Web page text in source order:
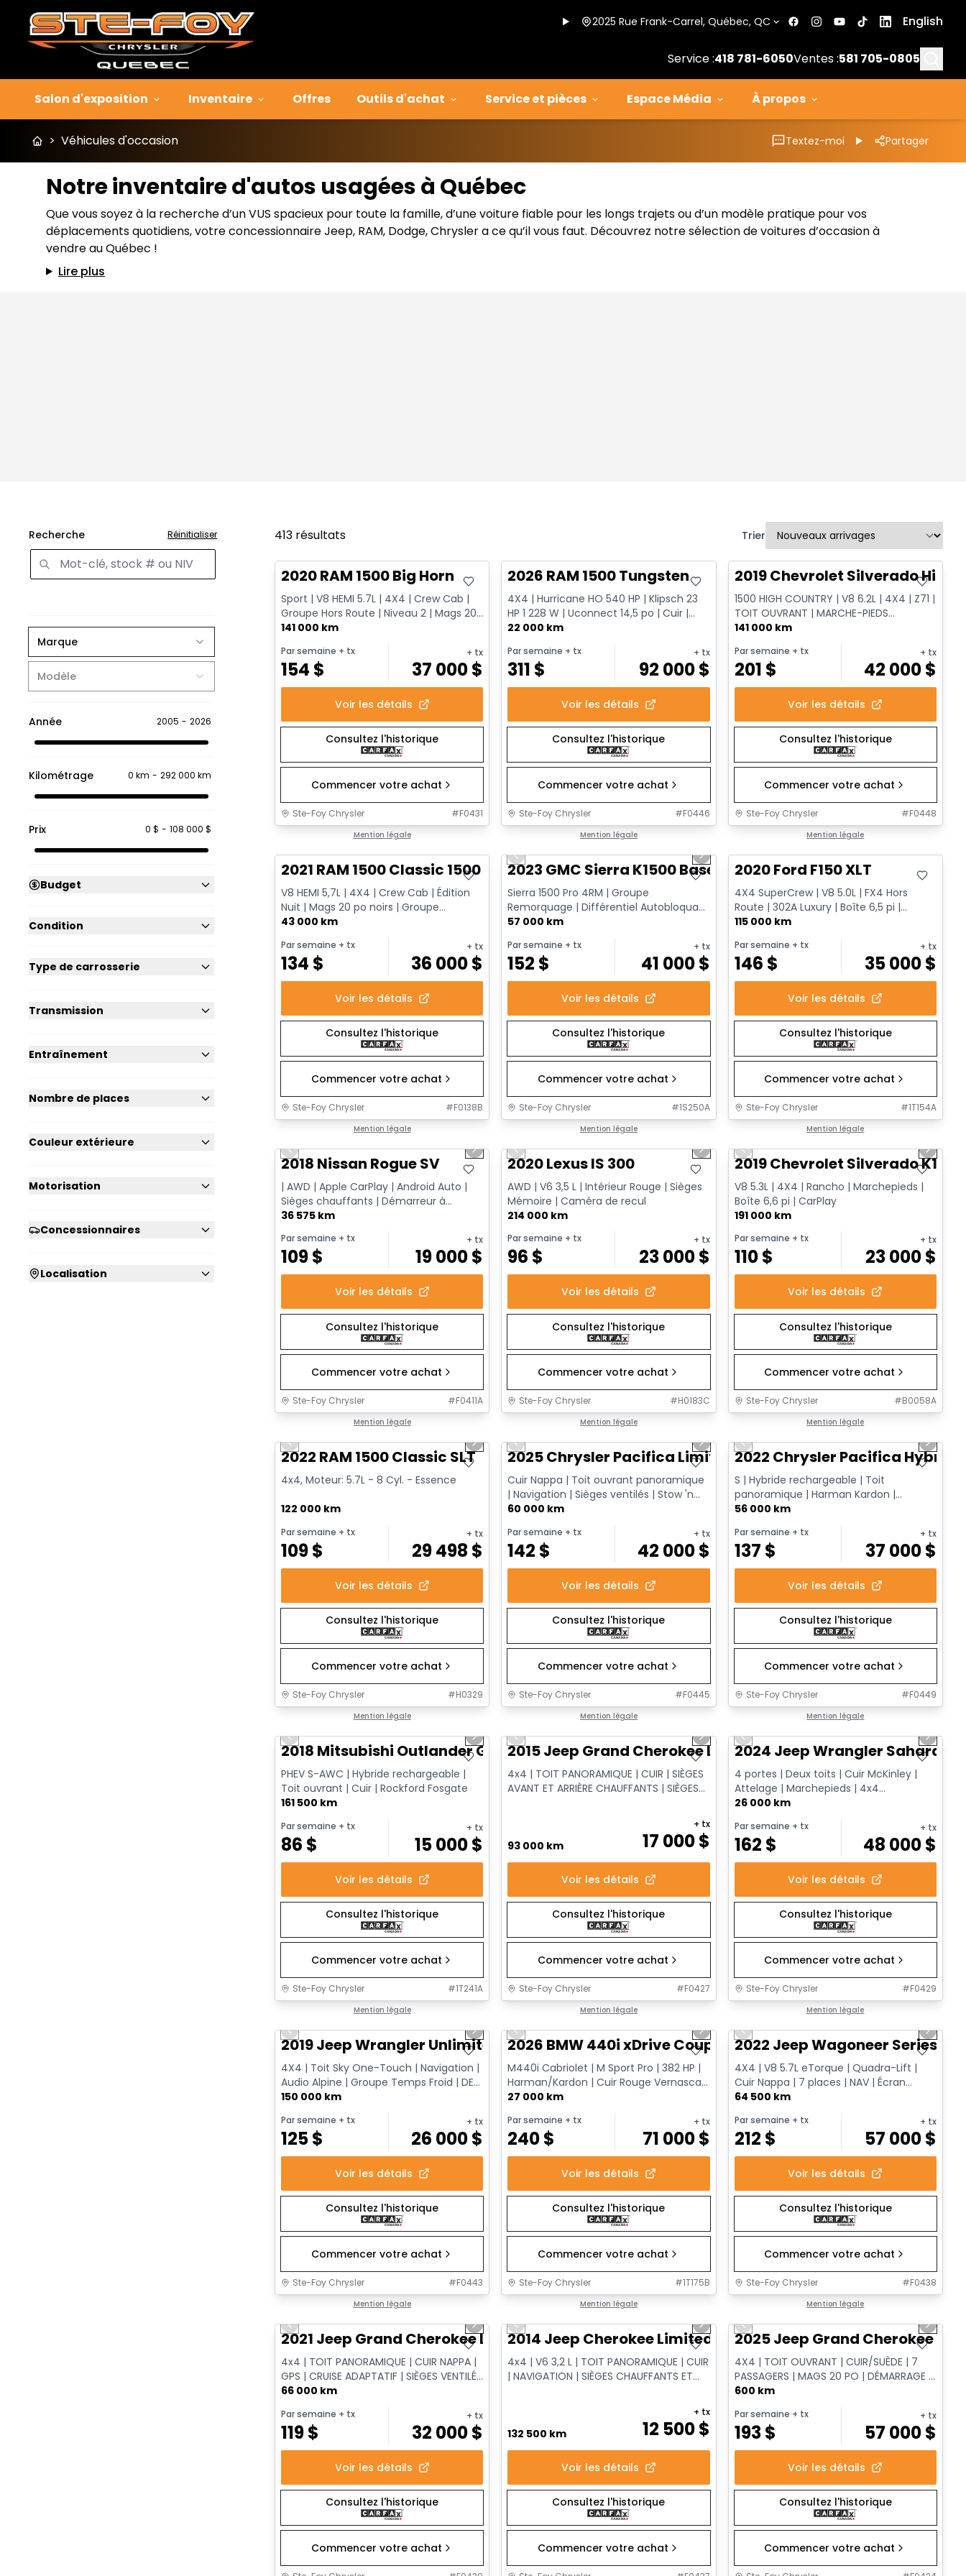
2025 Rue Frank-Carrel, Québec, QC English
Service :418 781-6050Ventes :581 705-0805
Salon d'exposition Inventaire Offres Outils d'achat Service et pièces Espace Média À propos
> Véhicules d'occasion Textez-moi Partager
Notre inventaire d'autos usagées à Québec
Que vous soyez à la recherche d’un VUS spacieux pour toute la famille, d’une voiture fiable pour les longs trajets ou d’un modèle pratique pour vos
déplacements quotidiens, votre concessionnaire Jeep, RAM, Dodge, Chrysler a ce qu’il vous faut. Découvrez notre sélection de voitures d’occasion à
vendre au Québec !
Lire plus
Recherche Réinitialiser
Marque
Modèle
Année 2005 - 2026
Kilométrage 0 km - 292 000 km
Prix 0 $ - 108 000 $
Budget
Condition
Type de carrosserie
Transmission
Entraînement
Nombre de places
Couleur extérieure
Motorisation
Concessionnaires
Localisation
413 résultats Trier
Très bonne offre
2020 RAM 1500 Big Horn
Sport | V8 HEMI 5.7L | 4X4 | Crew Cab |
Groupe Hors Route | Niveau 2 | Mags 20
po | Attelage Classe ...
141 000 km
Par semaine + tx
154 $
+ tx
37 000$
Voir les détails
Consultez l'historique
Commencer votre achat
Ste-Foy Chrysler #F0431
Mention légale
2026 RAM 1500 Tungsten
4X4 | Hurricane HO 540 HP | Klipsch 23
HP 1 228 W | Uconnect 14,5 po | Cuir |
Mags 22 po
22 000 km
Par semaine + tx
311 $
+ tx
92 000$
Voir les détails
Consultez l'historique
Commencer votre achat
Ste-Foy Chrysler #F0446
Mention légale
Très bonne offre
2019 Chevrolet Silverado High
1500 HIGH COUNTRY | V8 6.2L | 4X4 | Z71 |
TOIT OUVRANT | MARCHE-PIEDS
ÉLECTRIQUES | CUIR | NAVIGATIO...
141 000 km
Par semaine + tx
201 $
+ tx
42 000$
Voir les détails
Consultez l'historique
Commencer votre achat
Ste-Foy Chrysler #F0448
Mention légale
Très bonne offre
2021 RAM 1500 Classic 1500 Express
V8 HEMI 5,7L | 4X4 | Crew Cab | Édition
Nuit | Mags 20 po noirs | Groupe
remorquage
43 000 km
Par semaine + tx
134 $
+ tx
36 000$
Voir les détails
Consultez l'historique
Commencer votre achat
Ste-Foy Chrysler #F0138B
Mention légale
Très bonne offre
Previous slide Next slide
2023 GMC Sierra K1500 Base
Sierra 1500 Pro 4RM | Groupe
Remorquage | Différentiel Autobloquant
| CarPlay Sans Fil | Doublure Va...
57 000 km
Par semaine + tx
152 $
+ tx
41 000$
Voir les détails
Consultez l'historique
Commencer votre achat
Ste-Foy Chrysler #1S250A
Mention légale
Très bonne offre
2020 Ford F150 XLT
4X4 SuperCrew | V8 5.0L | FX4 Hors
Route | 302A Luxury | Boîte 6,5 pi |
Remorquage
115 000 km
Par semaine + tx
146 $
+ tx
35 000$
Voir les détails
Consultez l'historique
Commencer votre achat
Ste-Foy Chrysler #1T154A
Mention légale
Très bonne offre
Previous slide Next slide
2018 Nissan Rogue SV
| AWD | Apple CarPlay | Android Auto |
Sièges chauffants | Démarreur à
distance
36 575 km
Par semaine + tx
109$
+ tx
19 000$
Voir les détails
Consultez l'historique
Commencer votre achat
Ste-Foy Chrysler #F0411A
Mention légale
Très bonne offre
Previous slide Next slide
2020 Lexus IS 300
AWD | V6 3,5 L | Intérieur Rouge | Sièges
Mémoire | Caméra de recul
214 000 km
Par semaine + tx
96 $
+ tx
23 000$
Voir les détails
Consultez l'historique
Commencer votre achat
Ste-Foy Chrysler #H0183C
Mention légale
Très bonne offre
Previous slide Next
2019 Chevrolet Silverado
V8 5.3L | 4X4 | Rancho | Marchepieds |
Boîte 6,6 pi | CarPlay
191 000 km
Par semaine + tx
110$
+ tx
23 000$
Voir les détails
Consultez l'historique
Commencer votre achat
Ste-Foy Chrysler #B0058A
Mention légale
Très bonne offre
Previous slide Next slide
2022 RAM 1500 Classic SLT
4x4, Moteur: 5.7L - 8 Cyl. - Essence
122 000 km
Par semaine + tx
109$
+ tx
29 498 $
Voir les détails
Consultez l'historique
Commencer votre achat
Ste-Foy Chrysler #H0329
Mention légale
Très bonne offre
Previous slide Next slide
2025 Chrysler Pacifica Limited
Cuir Nappa | Toit ouvrant panoramique
| Navigation | Sièges ventilés | Stow 'n
Go | Apple CarPlay & ...
60 000 km
Par semaine + tx
142 $
+ tx
42 000$
Voir les détails
Consultez l'historique
Commencer votre achat
Ste-Foy Chrysler #F0445
Mention légale
Très bonne offre
Previous slide Next
2022 Chrysler Pacifica Hybrid
S | Hybride rechargeable | Toit
panoramique | Harman Kardon |
Caméra 360 | Écrans arrière Fire TV | ...
56 000 km
Par semaine + tx
137 $
+ tx
37 000$
Voir les détails
Consultez l'historique
Commencer votre achat
Ste-Foy Chrysler #F0449
Mention légale
Très bonne offre
Previous slide Next slide
2018 Mitsubishi Outlander GT
PHEV S-AWC | Hybride rechargeable |
Toit ouvrant | Cuir | Rockford Fosgate
161 500 km
Par semaine + tx
86 $
+ tx
15 000$
Voir les détails
Consultez l'historique
Commencer votre achat
Ste-Foy Chrysler #1T241A
Mention légale
Très bonne offre
Previous slide Next slide
2015 Jeep Grand Cherokee Limited
4x4 | TOIT PANORAMIQUE | CUIR | SIÈGES
AVANT ET ARRIÈRE CHAUFFANTS | SIÈGES
93 000 km 17 000$
+ tx
Voir les détails
Consultez l'historique
Commencer votre achat
Ste-Foy Chrysler #F0427
Mention légale
Très bonne offre
Previous slide Next
2024 Jeep Wrangler Sahara
4 portes | Deux toits | Cuir McKinley |
Attelage | Marchepieds | 4x4
Command-Trac
26 000 km
Par semaine + tx
162 $
+ tx
48 000$
Voir les détails
Consultez l'historique
Commencer votre achat
Ste-Foy Chrysler #F0429
Mention légale
Très bonne offre
Previous slide Next slide
2019 Jeep Wrangler Unlimited Sahara
4X4 | Toit Sky One-Touch | Navigation |
Audio Alpine | Groupe Temps Froid | DEL
| Surveillance des a...
150 000 km
Par semaine + tx
125$
+ tx
26 000$
Voir les détails
Consultez l'historique
Commencer votre achat
Ste-Foy Chrysler #F0443
Mention légale
Très bonne offre
Previous slide Next slide
2026 BMW 440i xDrive Coupe
M440i Cabriolet | M Sport Pro | 382 HP |
Harman/Kardon | Cuir Rouge Vernasca |
AWD | Démarreur à dis...
27 000 km
Par semaine + tx
240$
+ tx
71 000$
Voir les détails
Consultez l'historique
Commencer votre achat
Ste-Foy Chrysler #1T175B
Mention légale
Très bonne offre
Previous slide Next
2022 Jeep Wagoneer Series III
4X4 | V8 5.7L eTorque | Quadra-Lift |
Cuir Nappa | 7 places | NAV | Écran
passager
64 500 km
Par semaine + tx
212 $
+ tx
57 000$
Voir les détails
Consultez l'historique
Commencer votre achat
Ste-Foy Chrysler #F0438
Mention légale
Très bonne offre
Previous slide Next slide
2021 Jeep Grand Cherokee Limited
4x4 | TOIT PANORAMIQUE | CUIR NAPPA |
GPS | CRUISE ADAPTATIF | SIÈGES VENTILÉS
| HAYON ÉLECTRIQUE
66 000 km
Par semaine + tx
119$
+ tx
32 000$
Voir les détails
Consultez l'historique
Commencer votre achat
Très bonne offre
Previous slide Next slide
2014 Jeep Cherokee Limited
4x4 | V6 3,2 L | TOIT PANORAMIQUE | CUIR
| NAVIGATION | SIÈGES CHAUFFANTS ET
132 500 km 12 500$
+ tx
Voir les détails
Consultez l'historique
Commencer votre achat
Très bonne offre
Previous slide Next
2025 Jeep Grand Cherokee L
4X4 | TOIT OUVRANT | CUIR/SUÈDE | 7
PASSAGERS | MAGS 20 PO | DÉMARRAGE À
DISTANCE
600 km
Par semaine + tx
193$
+ tx
57 000$
Voir les détails
Consultez l'historique
Commencer votre achat